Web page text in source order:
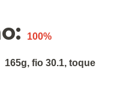
100%
165g, fio 30.1, toque